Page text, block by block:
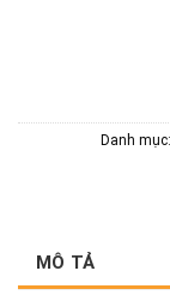
Danh mục:
MÔ TẢ